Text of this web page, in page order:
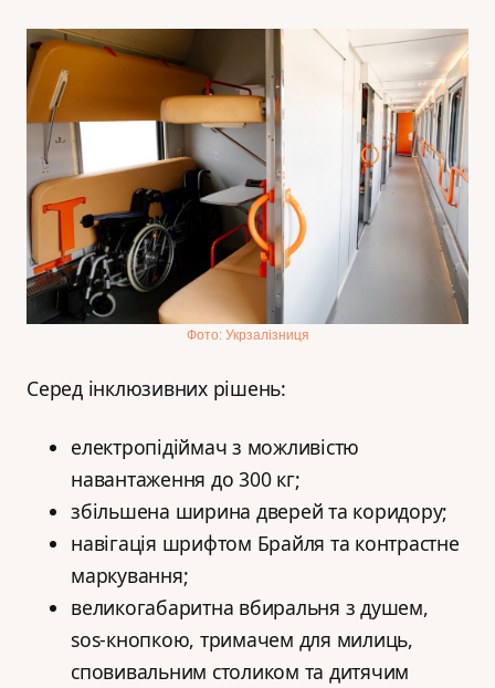
Фото: Укрзалізниця
Серед інклюзивних рішень:
електропідіймач з можливістю
навантаження до 300 кг;
збільшена ширина дверей та коридору;
навігація шрифтом Брайля та контрастне
маркування;
великогабаритна вбиральня з душем,
sos-кнопкою, тримачем для милиць,
сповивальним столиком та дитячим